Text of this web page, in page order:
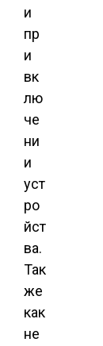
и
пр
и
вк
лю
че
ни
и
уст
ро
йст
ва.
Так
же
как
не